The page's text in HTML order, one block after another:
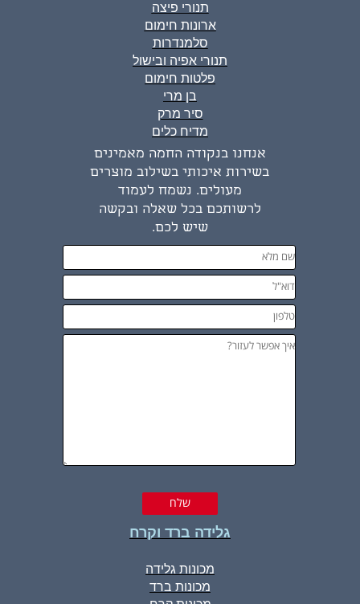
אנחנו בנקודה החמה מאמינים
בשירות איכותי בשילוב מוצרים
מעולים. נשמח לעמוד
לרשותכם בכל שאלה ובקשה
שיש לכם.
גלידה ברד וקרח
מכונות גלידה
מכונות ברד
תנורי פיצה
ארונות חימום
סלמנדרות
תנורי אפיה ובישול
פלטות חימום
בן מרי
סיר מרק
מדיח כלים